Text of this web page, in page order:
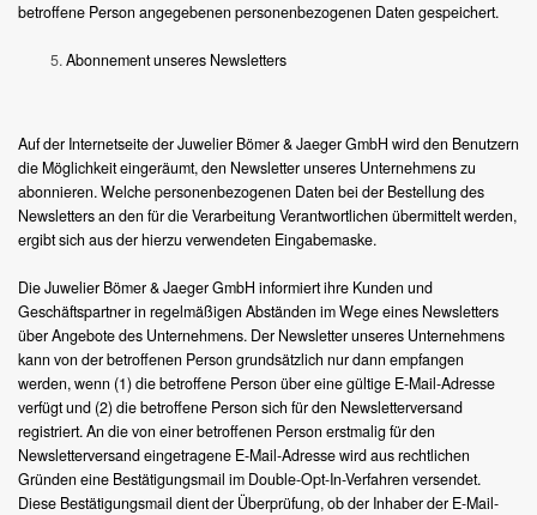
betroffene Person angegebenen personenbezogenen Daten gespeichert.
Abonnement unseres Newsletters
Auf der Internetseite der Juwelier Bömer & Jaeger GmbH wird den Benutzern
die Möglichkeit eingeräumt, den Newsletter unseres Unternehmens zu
abonnieren. Welche personenbezogenen Daten bei der Bestellung des
Newsletters an den für die Verarbeitung Verantwortlichen übermittelt werden,
ergibt sich aus der hierzu verwendeten Eingabemaske.
Die Juwelier Bömer & Jaeger GmbH informiert ihre Kunden und
Geschäftspartner in regelmäßigen Abständen im Wege eines Newsletters
über Angebote des Unternehmens. Der Newsletter unseres Unternehmens
kann von der betroffenen Person grundsätzlich nur dann empfangen
werden, wenn (1) die betroffene Person über eine gültige E-Mail-Adresse
verfügt und (2) die betroffene Person sich für den Newsletterversand
registriert. An die von einer betroffenen Person erstmalig für den
Newsletterversand eingetragene E-Mail-Adresse wird aus rechtlichen
Gründen eine Bestätigungsmail im Double-Opt-In-Verfahren versendet.
Diese Bestätigungsmail dient der Überprüfung, ob der Inhaber der E-Mail-